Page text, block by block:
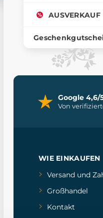
AUSVERKAUF
Google 4,6/
Von
WIE EINKAUFEN
Versand und
Großhandel
Kontakt